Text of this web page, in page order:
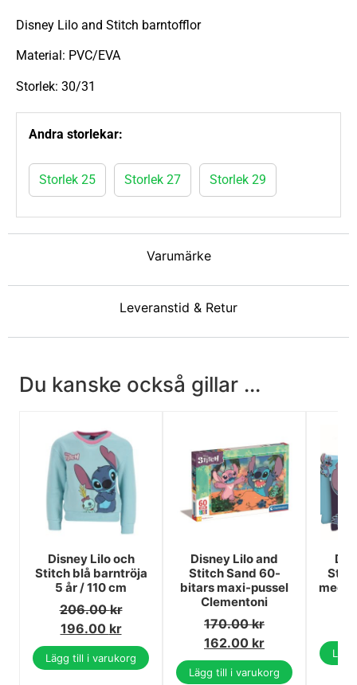
Varumärke
Leveranstid & Retur
Disney Lilo and Stitch barntofflor
Material: PVC/EVA
Storlek: 30/31
Andra storlekar:
Storlek 25 Storlek 27 Storlek 29
Du kanske också gillar ...
Disney Lilo och
Stitch blå barntröja
5 år / 110 cm
206.00kr
196.00 kr
Lägg till i varukorg
Disney Lilo and
Stitch Sand 60-
bitars maxi-pussel
Clementoni
170.00kr
162.00 kr
Lägg till i varukorg
med